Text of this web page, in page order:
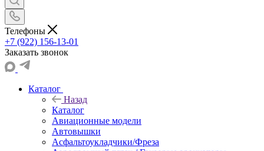
Телефоны
+7 (922) 156-13-01
Заказать звонок
Каталог
Назад
Каталог
Авиационные модели
Автовышки
Асфальтоукладчики/Фреза